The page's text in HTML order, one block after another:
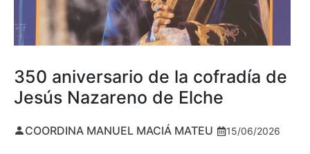
350 aniversario de la cofradía de
Jesús Nazareno de Elche
COORDINA MANUEL MACIÁ MATEU 15/06/2026